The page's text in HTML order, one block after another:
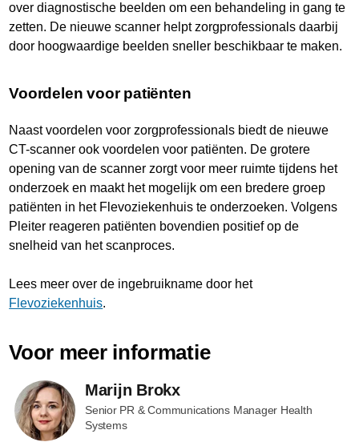
over diagnostische beelden om een behandeling in gang te
zetten. De nieuwe scanner helpt zorgprofessionals daarbij
door hoogwaardige beelden sneller beschikbaar te maken.
Voordelen voor patiënten
Naast voordelen voor zorgprofessionals biedt de nieuwe
CT-scanner ook voordelen voor patiënten. De grotere
opening van de scanner zorgt voor meer ruimte tijdens het
onderzoek en maakt het mogelijk om een bredere groep
patiënten in het Flevoziekenhuis te onderzoeken. Volgens
Pleiter reageren patiënten bovendien positief op de
snelheid van het scanproces.
Lees meer over de ingebruikname door het
Flevoziekenhuis.
Voor meer informatie
Marijn Brokx
Senior PR & Communications Manager Health
Systems